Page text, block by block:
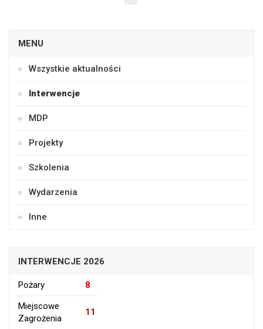
MENU
Wszystkie aktualności
Interwencje
MDP
Projekty
Szkolenia
Wydarzenia
Inne
INTERWENCJE 2026
Pożary
8
Miejscowe
Zagrożenia
11